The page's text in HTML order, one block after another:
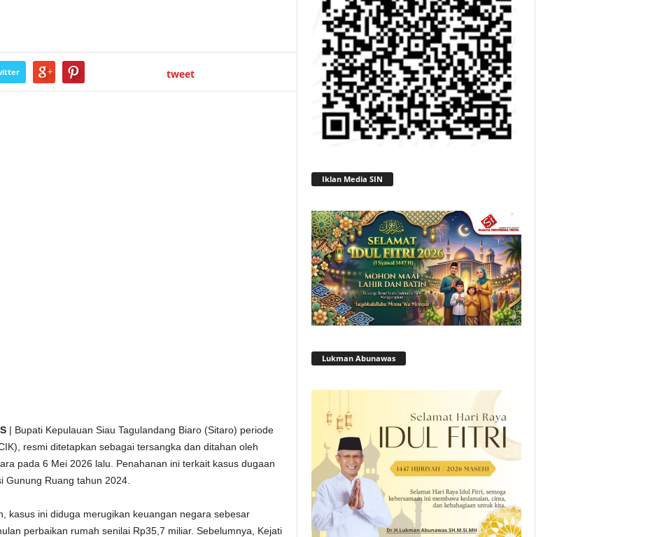
tweet
| Bupati Kepulauan Siau Tagulandang Biaro (Sitaro) periode
resmi ditetapkan sebagai tersangka dan ditahan oleh
pada 6 Mei 2026 lalu. Penahanan ini terkait kasus dugaan
Gunung Ruang tahun 2024.
kasus ini diduga merugikan keuangan negara sebesar
perbaikan rumah senilai Rp35,7 miliar. Sebelumnya, Kejati
Iklan Media SIN
Lukman Abunawas